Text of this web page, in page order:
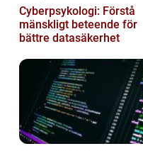
Cyberpsykologi: Förstå
mänskligt beteende för
bättre datasäkerhet